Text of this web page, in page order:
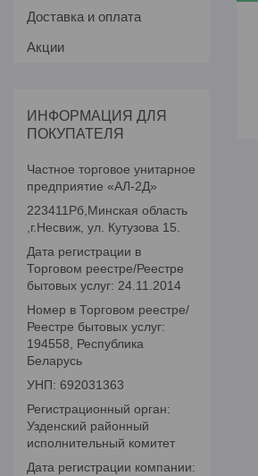
Доставка и оплата
Акции
ИНФОРМАЦИЯ ДЛЯ
ПОКУПАТЕЛЯ
Частное торговое унитарное
предприятие «АЛ-2Д»
223411Рб,Минская область
,г.Несвиж, ул. Кутузова 15.
Дата регистрации в
Торговом реестре/Реестре
бытовых услуг: 24.11.2014
Номер в Торговом реестре/
Реестре бытовых услуг:
194558, Республика
Беларусь
УНП: 692031363
Регистрационный орган:
Узденский районный
исполнительный комитет
Дата регистрации компании: